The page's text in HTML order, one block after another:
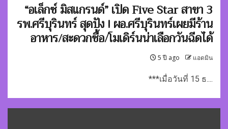
“อเล็กซ์ มิสแกรนด์” เปิด Five Star สาขา 3
รพ.ศรีบุรินทร์ สุดปัง ! ผอ.ศรีบุรินทร์เผยมีร้าน
อาหาร/สะดวกซื้อ/โมเดิร์นน่าเลือกวันฉีดได้
5 ปี ago แอดมิน
***เมื่อวันที่ 15 ธ....